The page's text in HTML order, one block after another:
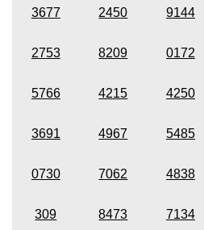
3677 2450 9144
2753 8209 0172
5766 4215 4250
3691 4967 5485
0730 7062 4838
309 8473 7134